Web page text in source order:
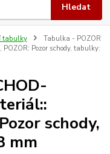
Hledat
tabulky
Tabulka - POZOR
Pozor schody, tabulky:
schody,
mm